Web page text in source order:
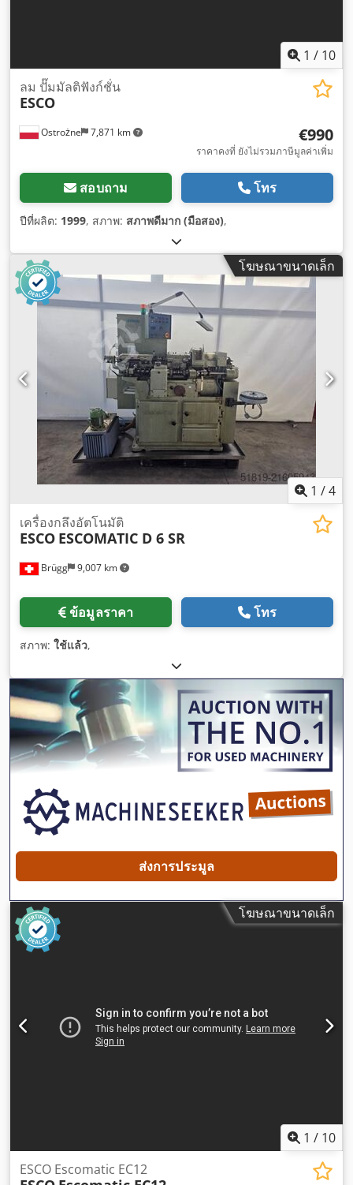
1 / 10
Ostrożne 7,871 km
ลม ปั๊มมัลติฟังก์ชั่น
ESCO
€990
ราคาคงที่ ยังไม่รวมภาษีมูลค่าเพิ่ม
สอบถาม โทร
ปีที่ผลิต: 1999, สภาพ: สภาพดีมาก (มือสอง),
โฆษณาขนาดเล็ก
1 /4
Brügg 9,007 km
เครื่องกลึงอัตโนมัติ
ESCO ESCOMATIC D 6 SR
ข้อมูลราคา โทร
สภาพ: ใช้แล้ว,
ส่งการประมูล
โฆษณาขนาดเล็ก
1 / 10
ESCO Escomatic EC12